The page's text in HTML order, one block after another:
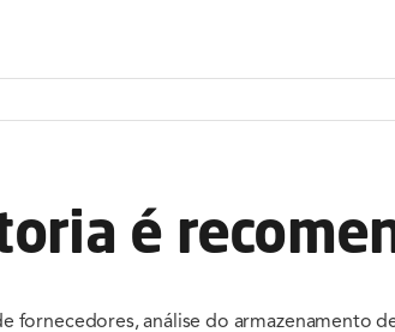
é
fornecedores, análise do armazenamento